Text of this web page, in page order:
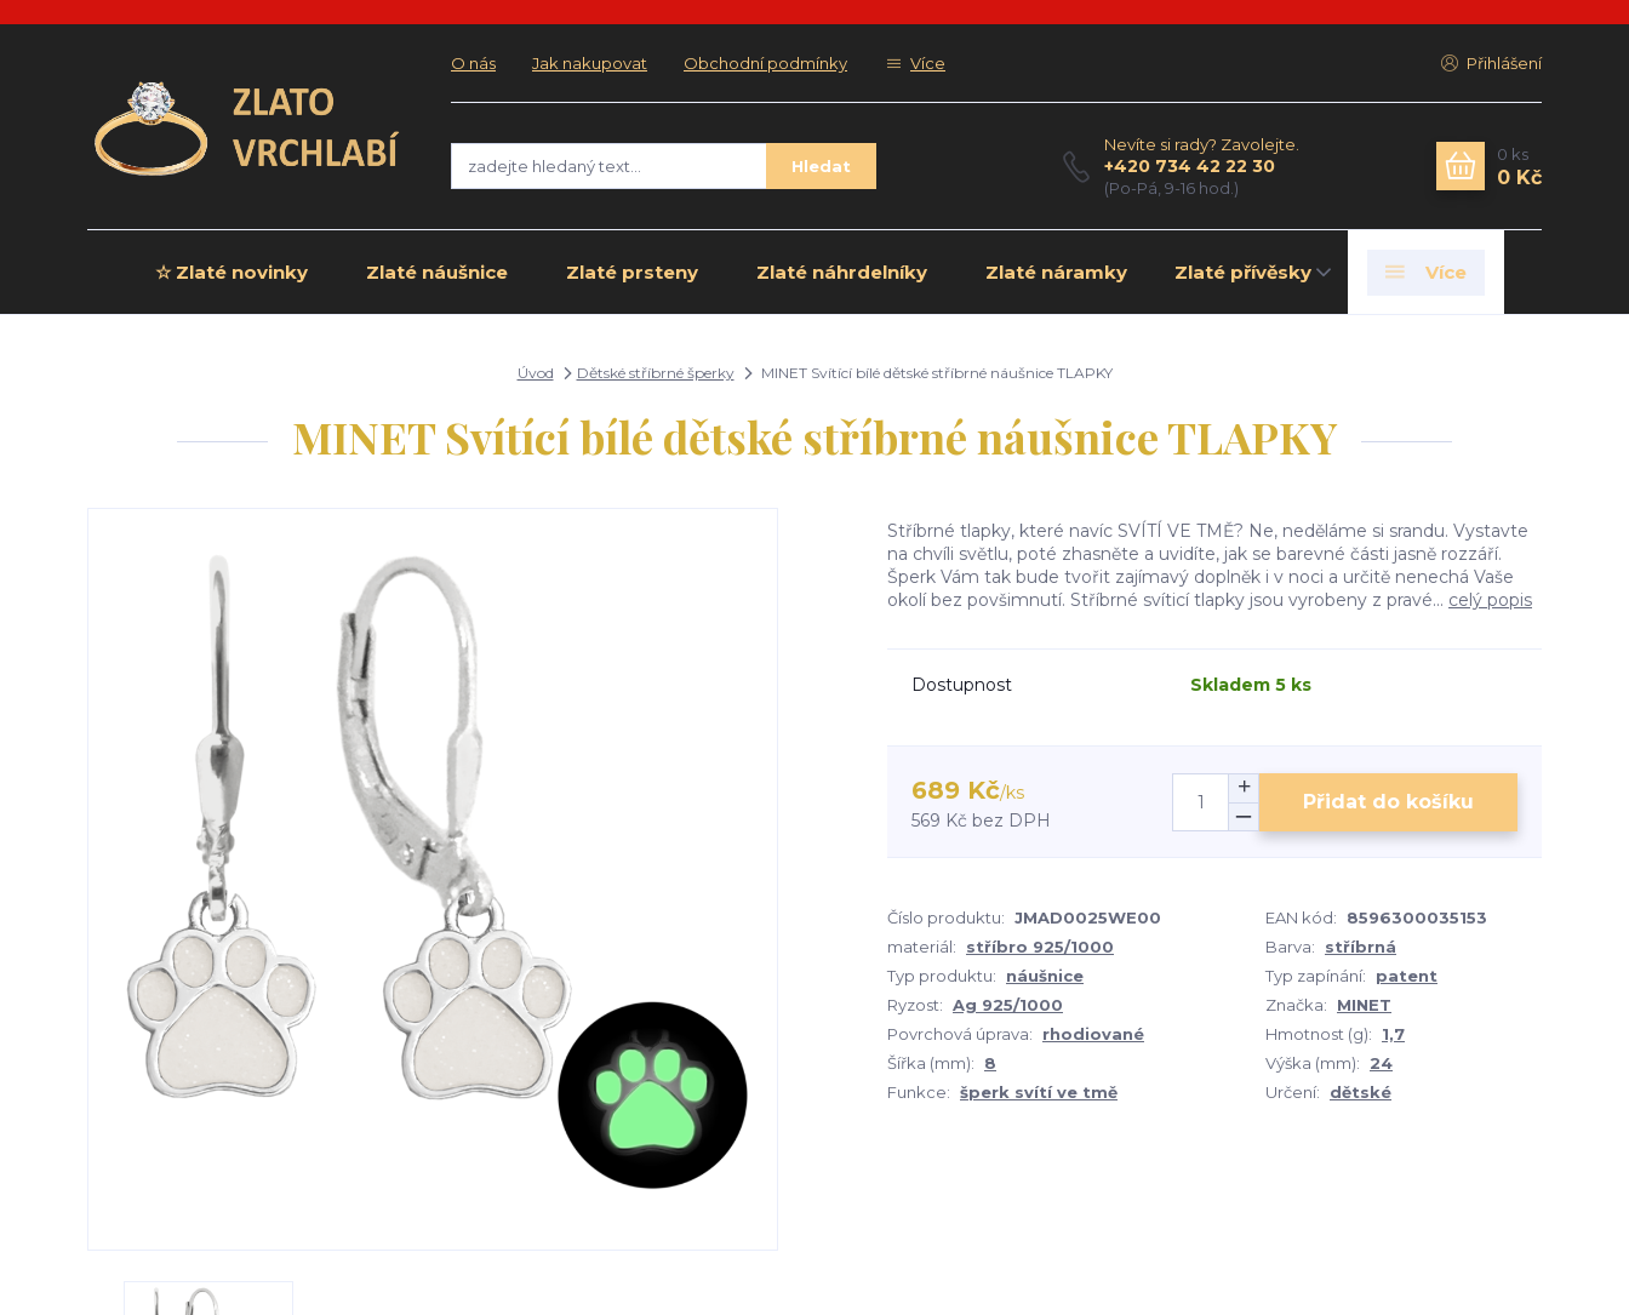
O nás Jak nakupovat Obchodní podmínky Více Přihlášení
Hledat
Nevíte si rady? Zavolejte.
+420 734 42 22 30
(Po-Pá, 9-16 hod.)
0 ks
0 Kč
☆ Zlaté novinky Zlaté náušnice Zlaté prsteny Zlaté náhrdelníky Zlaté náramky Zlaté přívěsky Více
Úvod Dětské stříbrné šperky MINET Svítící bílé dětské stříbrné náušnice TLAPKY
MINET Svítící bílé dětské stříbrné náušnice TLAPKY
Stříbrné tlapky, které navíc SVÍTÍ VE TMĚ? Ne, neděláme si srandu. Vystavte
na chvíli světlu, poté zhasněte a uvidíte, jak se barevné části jasně rozzáří.
Šperk Vám tak bude tvořit zajímavý doplněk i v noci a určitě nenechá Vaše
okolí bez povšimnutí. Stříbrné svíticí tlapky jsou vyrobeny z pravé... celý popis
Dostupnost Skladem 5 ks
689 Kč/ks
569 Kč bez DPH
Přidat do košíku
Číslo produktu: JMAD0025WE00 EAN kód:
8596300035153
materiál:
stříbro 925/1000 Barva:
stříbrná
Typ produktu:
náušnice Typ zapínání:
patent
Ryzost: Ag 925/1000 Značka:
MINET
Povrchová úprava:
rhodiované Hmotnost (g):
1,7
Šířka (mm):
8 Výška (mm):
24
Funkce: šperk svítí ve tmě Určení: dětské